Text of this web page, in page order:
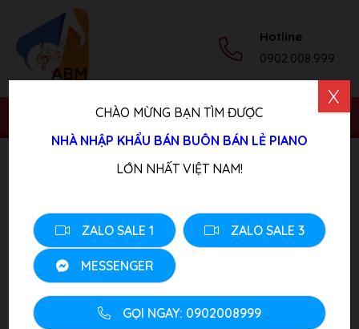
Hotline
0902.008.999
Trang chủ/ Sản phẩm/Piano Điện/ Đàn Piano điện
Roland F-100 Digital
CHÀO MỪNG BẠN TÌM ĐƯỢC
NHÀ NHẬP KHẨU BÁN BUÔN BÁN LẺ PIANO
LỚN NHẤT VIỆT NAM!
ZALO SALE 1 ZALO SALE 3
MESSENGER
GỌI NGAY: 0902008999
X